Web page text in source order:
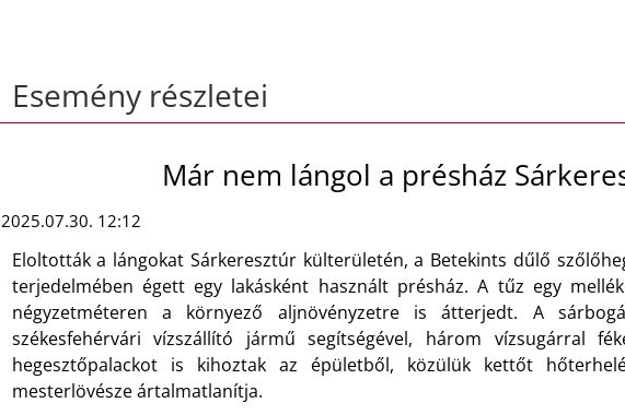
Esemény részletei
Már nem lángol a présház
2025.07.30. 12:12
Eloltották a lángokat Sárkeresztúr külterületén, a Betekints dűlő
terjedelmében égett egy lakásként használt présház. A tűz egy
négyzetméteren a környező aljnövényzetre is átterjedt. A
székesfehérvári vízszállító jármű segítségével, három vízsugárral
hegesztőpalackot is kihoztak az épületből, közülük kettőt
mesterlövésze ártalmatlanítja.